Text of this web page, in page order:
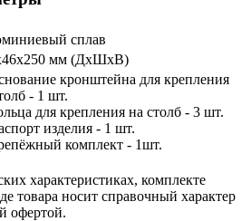
сплав
мм (ДхШхВ)
кронштейна для крепления
- 1 шт.
для крепления на столб - 3 шт.
изделия - 1 шт.
комплект - 1шт.
характеристиках, комплекте
товара носит справочный характер
офертой.